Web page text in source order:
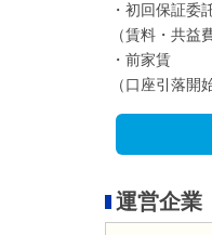
・初回保証委
（賃料・共益
・前家賃
（口座引落開
運営企業